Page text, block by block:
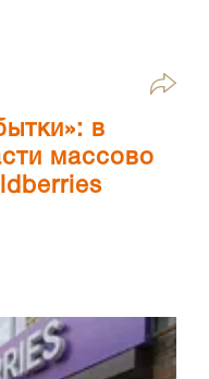
в
массово